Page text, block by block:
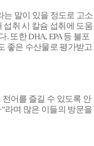
는 말이 있을 정도로 고소
섭취 시 칼슘 섭취에 도움
. 또한DHA, EPA등 불포
좋은 수산물로 평가받고
어를 즐길 수 있도록 안
”라며 많은 이들의 방문을